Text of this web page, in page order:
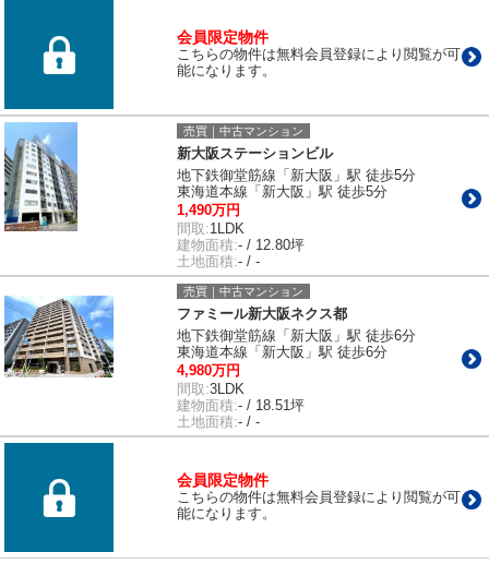
会員限定物件
こちらの物件は無料会員登録により閲覧が可
能になります。
売買｜中古マンション
新大阪ステーションビル
地下鉄御堂筋線「新大阪」駅 徒歩5分
東海道本線「新大阪」駅 徒歩5分
1,490万円
間取:1LDK
建物面積:- / 12.80坪
土地面積:- / -
売買｜中古マンション
ファミール新大阪ネクス都
地下鉄御堂筋線「新大阪」駅 徒歩6分
東海道本線「新大阪」駅 徒歩6分
4,980万円
間取:3LDK
建物面積:- / 18.51坪
土地面積:- / -
会員限定物件
こちらの物件は無料会員登録により閲覧が可
能になります。